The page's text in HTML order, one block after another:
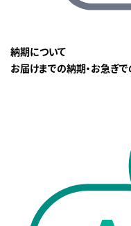
納期について
お届けまでの納期・お急ぎ